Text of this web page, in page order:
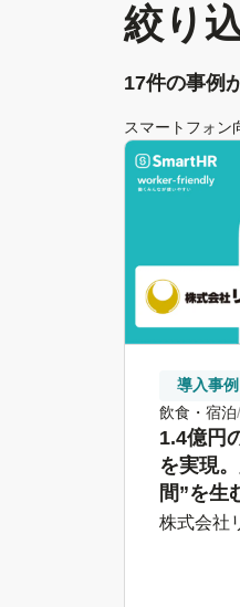
絞り
17件の事例
スマートフォン
導入事例
飲食・宿泊
1.4億円
を実現
間”を生
株式会社